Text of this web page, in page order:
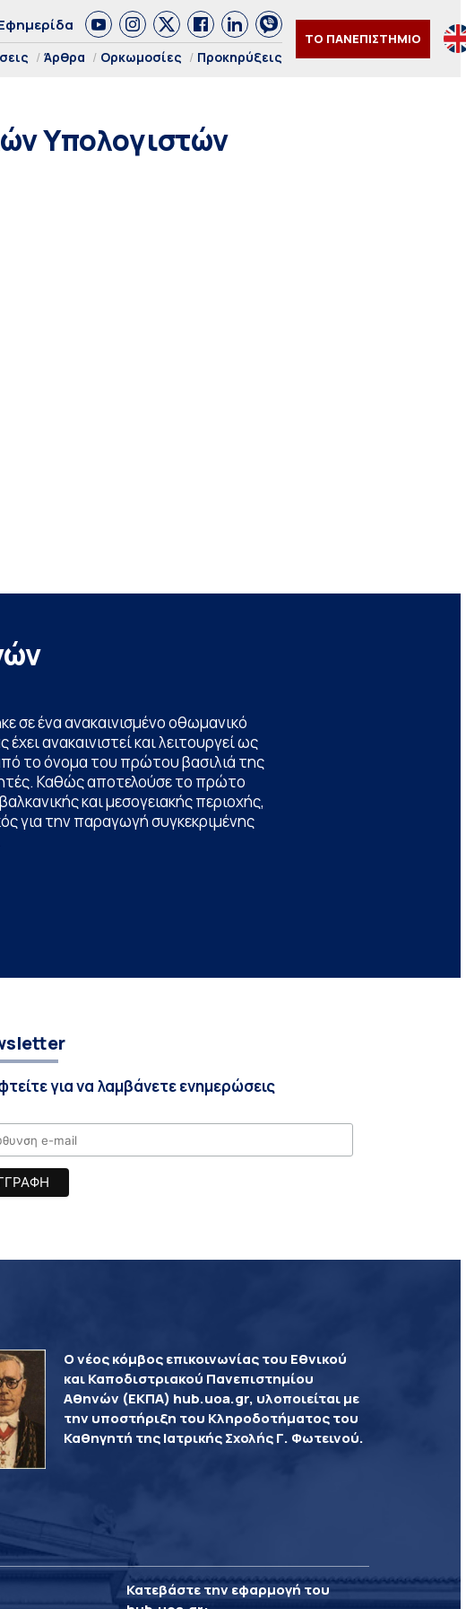
Άρθρα Ορκωμοσίες Προκηρύξεις
ΤΟ ΠΑΝΕΠΙΣΤΗΜΙΟ
Υπολογιστών
σε ένα ανακαινισμένο οθωμανικό
ανακαινιστεί και λειτουργεί ως
το όνομα του πρώτου βασιλιά της
Καθώς αποτελούσε το πρώτο
και μεσογειακής περιοχής,
για την παραγωγή συγκεκριμένης
για να λαμβάνετε ενημερώσεις
Ο νέος κόμβος επικοινωνίας του Εθνικού
και Καποδιστριακού Πανεπιστημίου
Αθηνών (ΕΚΠΑ) hub.uoa.gr, υλοποιείται με
την υποστήριξη του Κληροδοτήματος του
Καθηγητή της Ιατρικής Σχολής Γ. Φωτεινού.
Κατεβάστε την εφαρμογή του